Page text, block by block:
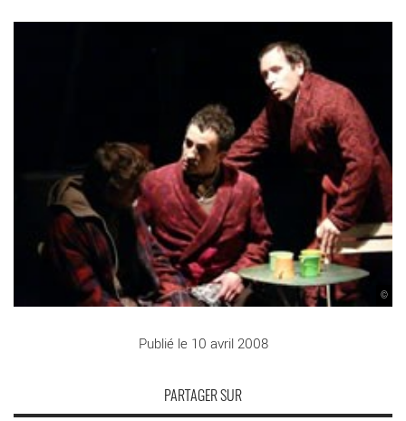
©
Publié le 10 avril 2008
PARTAGER SUR